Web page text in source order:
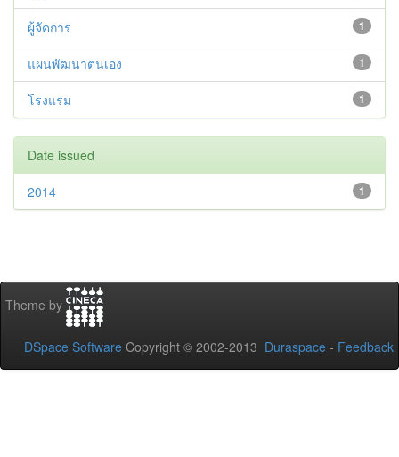
1
ผู้จัดการ
1
แผนพัฒนาตนเอง
1
โรงแรม
Date issued
1
2014
Theme by
DSpace Software Copyright © 2002-2013 Duraspace - Feedback